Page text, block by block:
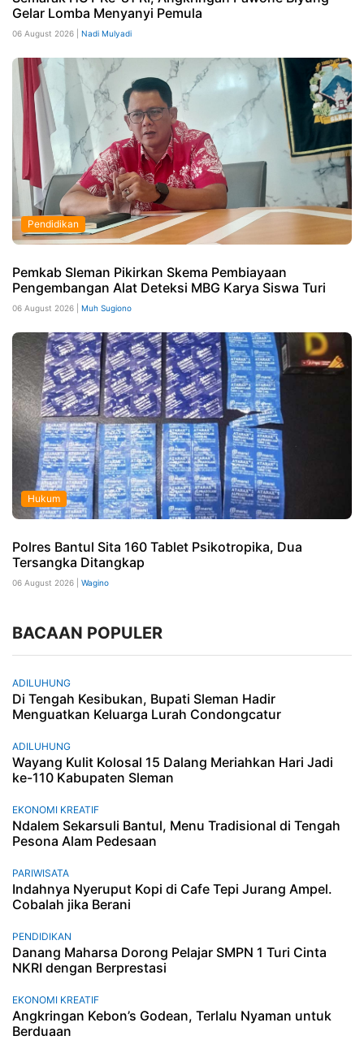
Gelar Lomba Menyanyi Pemula
06 August 2026 | Nadi Mulyadi
Pendidikan
Pemkab Sleman Pikirkan Skema Pembiayaan
Pengembangan Alat Deteksi MBG Karya Siswa Turi
06 August 2026 | Muh Sugiono
Hukum
Polres Bantul Sita 160 Tablet Psikotropika, Dua
Tersangka Ditangkap
06 August 2026 | Wagino
BACAAN POPULER
ADILUHUNG
Di Tengah Kesibukan, Bupati Sleman Hadir
Menguatkan Keluarga Lurah Condongcatur
ADILUHUNG
Wayang Kulit Kolosal 15 Dalang Meriahkan Hari Jadi
ke-110 Kabupaten Sleman
EKONOMI KREATIF
Ndalem Sekarsuli Bantul, Menu Tradisional di Tengah
Pesona Alam Pedesaan
PARIWISATA
Indahnya Nyeruput Kopi di Cafe Tepi Jurang Ampel.
Cobalah jika Berani
PENDIDIKAN
Danang Maharsa Dorong Pelajar SMPN 1 Turi Cinta
NKRI dengan Berprestasi
EKONOMI KREATIF
Angkringan Kebon’s Godean, Terlalu Nyaman untuk
Berduaan